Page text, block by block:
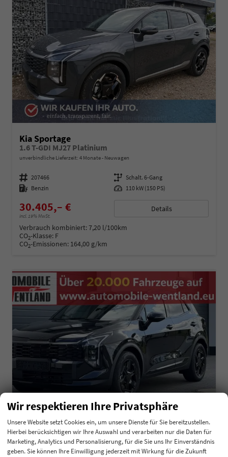
Kia Sportage
1.6 T-GDI MJ27 Platinium
unverbindliche Lieferzeit: 4 Monate Neuwagen
Fahrzeugnummer 207466 Getriebe Schalt. 6-Gang
Kraftstoff Benzin Leistung 110 kW (150 PS)
30.405,– €
incl. 19% MwSt.
Details
Verbrauch kombiniert:7,20 l/100km
CO2-Klasse: F
CO2-Emissionen: 164,00 g/km
Kia Sportage
Black Edition 1,6 T-GDI 110KW MJ27
Wir respektieren Ihre Privatsphäre
Unsere Website setzt Cookies ein, um unsere Dienste für Sie bereitzustellen.
Hierbei berücksichtigen wir Ihre Auswahl und verarbeiten nur die Daten für
Marketing, Analytics und Personalisierung, für die Sie uns Ihr Einverständnis
geben. Sie können Ihre Einwilligung jederzeit mit Wirkung für die Zukunft